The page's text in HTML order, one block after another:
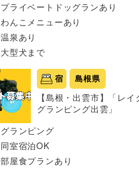
プライベートドッグランあり
わんこメニューあり
温泉あり
大型犬まで
宿 島根県
【島根・出雲市】「レイ
グランピング出雲」
グランピング
同室宿泊OK
部屋食プランあり